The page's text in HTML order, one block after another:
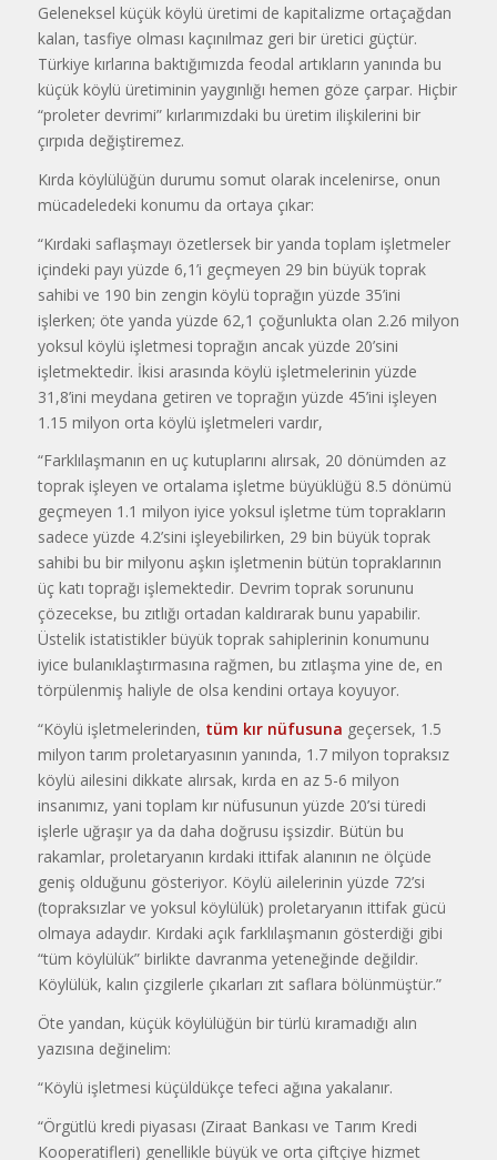
Geleneksel küçük köylü üretimi de kapitalizme ortaçağdan
kalan, tasfiye olması kaçınılmaz geri bir üretici güçtür.
Türkiye kırlarına baktığımızda feodal artıkların yanında bu
küçük köylü üretiminin yaygınlığı hemen göze çarpar. Hiçbir
“proleter devrimi” kırlarımızdaki bu üretim ilişkilerini bir
çırpıda değiştiremez.
Kırda köylülüğün durumu somut olarak incelenirse, onun
mücadeledeki konumu da ortaya çıkar:
“Kırdaki saflaşmayı özetlersek bir yanda toplam işletmeler
içindeki payı yüzde 6,1’i geçmeyen 29 bin büyük toprak
sahibi ve 190 bin zengin köylü toprağın yüzde 35’ini
işlerken; öte yanda yüzde 62,1 çoğunlukta olan 2.26 milyon
yoksul köylü işletmesi toprağın ancak yüzde 20’sini
işletmektedir. İkisi arasında köylü işletmelerinin yüzde
31,8’ini meydana getiren ve toprağın yüzde 45’ini işleyen
1.15 milyon orta köylü işletmeleri vardır,
“Farklılaşmanın en uç kutuplarını alırsak, 20 dönümden az
toprak işleyen ve ortalama işletme büyüklüğü 8.5 dönümü
geçmeyen 1.1 milyon iyice yoksul işletme tüm toprakların
sadece yüzde 4.2’sini işleyebilirken, 29 bin büyük toprak
sahibi bu bir milyonu aşkın işletmenin bütün topraklarının
üç katı toprağı işlemektedir. Devrim toprak sorununu
çözecekse, bu zıtlığı ortadan kaldırarak bunu yapabilir.
Üstelik istatistikler büyük toprak sahiplerinin konumunu
iyice bulanıklaştırmasına rağmen, bu zıtlaşma yine de, en
törpülenmiş haliyle de olsa kendini ortaya koyuyor.
“Köylü işletmelerinden, tüm kır nüfusuna geçersek, 1.5
milyon tarım proletaryasının yanında, 1.7 milyon topraksız
köylü ailesini dikkate alırsak, kırda en az 5-6 milyon
insanımız, yani toplam kır nüfusunun yüzde 20’si türedi
işlerle uğraşır ya da daha doğrusu işsizdir. Bütün bu
rakamlar, proletaryanın kırdaki ittifak alanının ne ölçüde
geniş olduğunu gösteriyor. Köylü ailelerinin yüzde 72’si
(topraksızlar ve yoksul köylülük) proletaryanın ittifak gücü
olmaya adaydır. Kırdaki açık farklılaşmanın gösterdiği gibi
“tüm köylülük” birlikte davranma yeteneğinde değildir.
Köylülük, kalın çizgilerle çıkarları zıt saflara bölünmüştür.”
Öte yandan, küçük köylülüğün bir türlü kıramadığı alın
yazısına değinelim:
“Köylü işletmesi küçüldükçe tefeci ağına yakalanır.
“Örgütlü kredi piyasası (Ziraat Bankası ve Tarım Kredi
Kooperatifleri) genellikle büyük ve orta çiftçiye hizmet